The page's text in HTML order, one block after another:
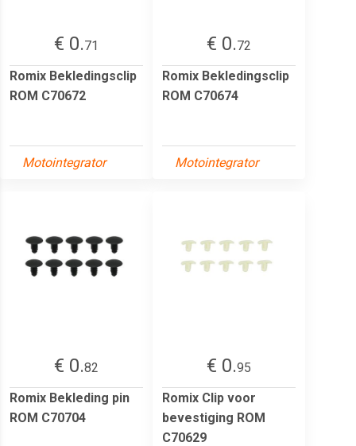
€ 0.71
Romix Bekledingsclip
ROM C70672
Motointegrator
€ 0.72
Romix Bekledingsclip
ROM C70674
Motointegrator
€ 0.82
Romix Bekleding pin
ROM C70704
€ 0.95
Romix Clip voor
bevestiging ROM
C70629